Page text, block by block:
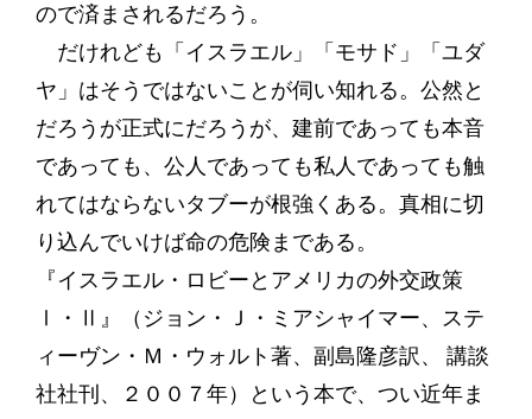
ので済まされるだろう。
だけれども「イスラエル」「モサド」「ユダ
ヤ」はそうではないことが伺い知れる。公然と
だろうが正式にだろうが、建前であっても本音
であっても、公人であっても私人であっても触
れてはならないタブーが根強くある。真相に切
り込んでいけば命の危険まである。
『イスラエル・ロビーとアメリカの外交政策
Ⅰ・Ⅱ』（ジョン・Ｊ・ミアシャイマー、ステ
ィーヴン・Ｍ・ウォルト著、副島隆彦訳、 講談
社社刊、２００７年）という本で、つい近年ま